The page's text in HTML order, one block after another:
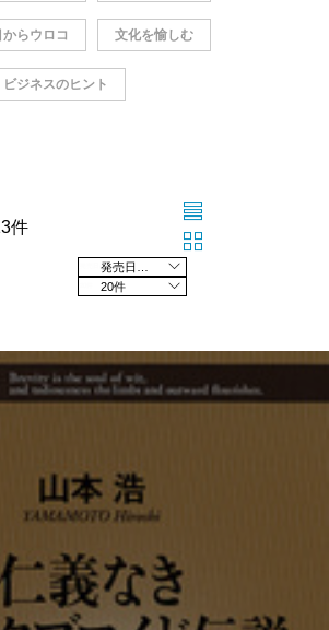
からウロコ 文化を愉しむ
ビジネスのヒント
件
20件